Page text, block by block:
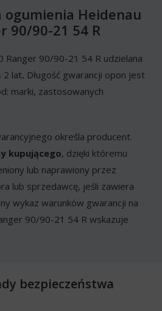
ogumienia Heidenau
90/90-21 54 R
Ranger 90/90-21 54 R udzielana
2 lat. Długość gwarancji opon jest
marki, zastosowanych
określa producent.
kupującego, dzięki któremu
lub naprawiony przez
lub sprzedawcę, jeśli zawiera
wykaz warunków gwarancji na
90/90-21 54 R wskazuje
bezpieczeństwa